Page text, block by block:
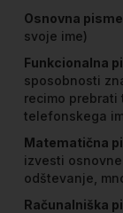
Osnovna
svoje ime)
Funkcionalna
sposobnosti
recimo
telefonskega
Matematična
izvesti
odštevanje,
Računalniška